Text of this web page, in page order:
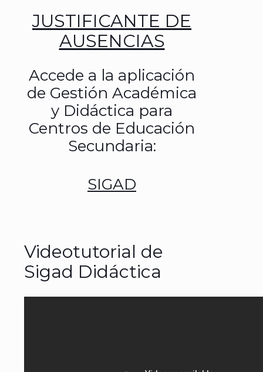
JUSTIFICANTE DE
AUSENCIAS
Accede a la aplicación
de Gestión Académica
y Didáctica para
Centros de Educación
Secundaria:
SIGAD
Videotutorial de
Sigad Didáctica